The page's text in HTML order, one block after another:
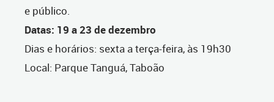
e público.
Datas: 19 a 23 de dezembro
Dias e horários: sexta a terça-feira, às 19h30
Local: Parque Tanguá, Taboão